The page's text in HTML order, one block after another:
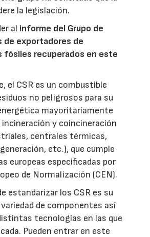
la legislación.
al informe del Grupo de
de exportadores de
fósiles recuperados en este
el CSR es un combustible
no peligrosos para su
mayoritariamente
incineración y coincineración
centrales térmicas,
etc.), que cumple
europeas especificadas por
de Normalización (CEN).
estandarizar los CSR es su
de componentes así
tecnologías en las que
Pueden entrar en este